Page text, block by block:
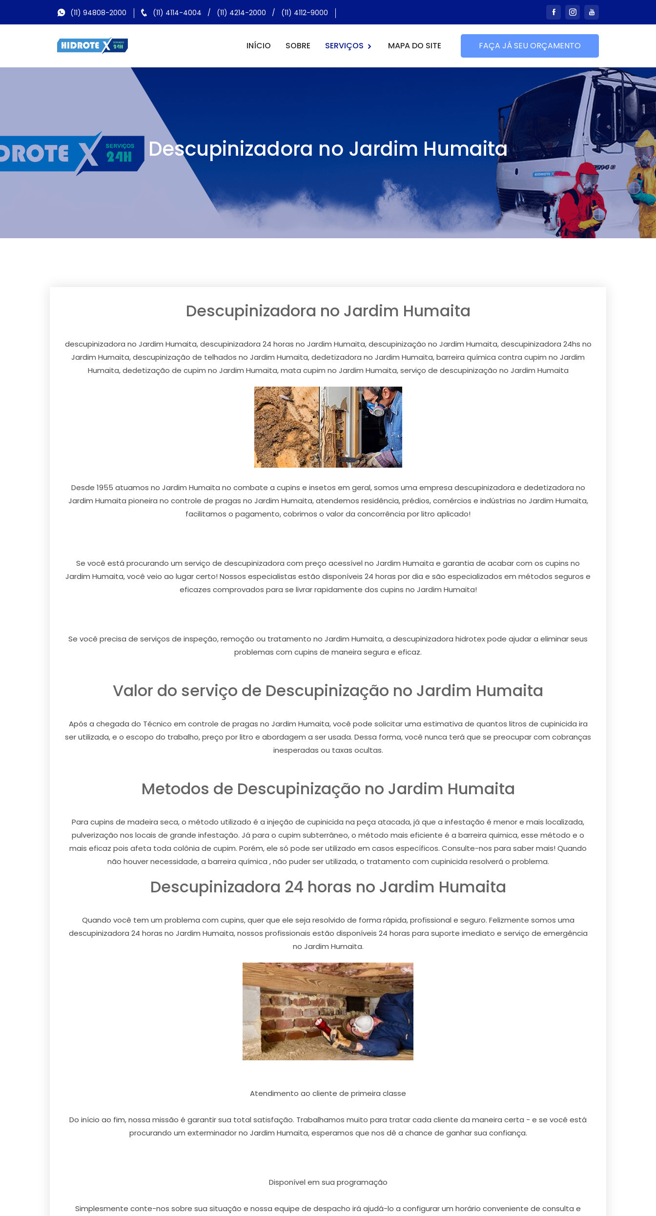
(11) 94808-2000 (11) 4114-4004 / (11) 4214-2000 / (11) 4112-9000
INÍCIO SOBRE SERVIÇOS MAPA DO SITE FAÇA JÁ SEU ORÇAMENTO
Descupinizadora no Jardim Humaita
Descupinizadora no Jardim Humaita
descupinizadora no Jardim Humaita, descupinizadora 24 horas no Jardim Humaita, descupinização no Jardim Humaita, descupinizadora 24hs no
Jardim Humaita, descupinização de telhados no Jardim Humaita, dedetizadora no Jardim Humaita, barreira química contra cupim no Jardim
Humaita, dedetização de cupim no Jardim Humaita, mata cupim no Jardim Humaita, serviço de descupinização no Jardim Humaita
Desde 1955 atuamos no Jardim Humaita no combate a cupins e insetos em geral, somos uma empresa descupinizadora e dedetizadora no
Jardim Humaita pioneira no controle de pragas no Jardim Humaita, atendemos residência, prédios, comércios e indústrias no Jardim Humaita,
facilitamos o pagamento, cobrimos o valor da concorrência por litro aplicado!
Se você está procurando um serviço de descupinizadora com preço acessível no Jardim Humaita e garantia de acabar com os cupins no
Jardim Humaita, você veio ao lugar certo! Nossos especialistas estão disponíveis 24 horas por dia e são especializados em métodos seguros e
eficazes comprovados para se livrar rapidamente dos cupins no Jardim Humaita!
Se você precisa de serviços de inspeção, remoção ou tratamento no Jardim Humaita, a descupinizadora hidrotex pode ajudar a eliminar seus
problemas com cupins de maneira segura e eficaz.
Valor do serviço de Descupinização no Jardim Humaita
Após a chegada do Técnico em controle de pragas no Jardim Humaita, você pode solicitar uma estimativa de quantos litros de cupinicida ira
ser utilizada, e o escopo do trabalho, preço por litro e abordagem a ser usada. Dessa forma, você nunca terá que se preocupar com cobranças
inesperadas ou taxas ocultas.
Metodos de Descupinização no Jardim Humaita
Para cupins de madeira seca, o método utilizado é a injeção de cupinicida na peça atacada, já que a infestação é menor e mais localizada,
pulverização nos locais de grande infestação. Já para o cupim subterrâneo, o método mais eficiente é a barreira quimica, esse método e o
mais eficaz pois afeta toda colônia de cupim. Porém, ele só pode ser utilizado em casos específicos. Consulte-nos para saber mais! Quando
não houver necessidade, a barreira química , não puder ser utilizada, o tratamento com cupinicida resolverá o problema.
Descupinizadora 24 horas no Jardim Humaita
Quando você tem um problema com cupins, quer que ele seja resolvido de forma rápida, profissional e seguro. Felizmente somos uma
descupinizadora 24 horas no Jardim Humaita, nossos profissionais estão disponíveis 24 horas para suporte imediato e serviço de emergência
no Jardim Humaita.
Atendimento ao cliente de primeira classe
Do início ao fim, nossa missão é garantir sua total satisfação. Trabalhamos muito para tratar cada cliente da maneira certa - e se você está
procurando um exterminador no Jardim Humaita, esperamos que nos dê a chance de ganhar sua confiança.
Disponível em sua programação
Simplesmente conte-nos sobre sua situação e nossa equipe de despacho irá ajudá-lo a configurar um horário conveniente de consulta e